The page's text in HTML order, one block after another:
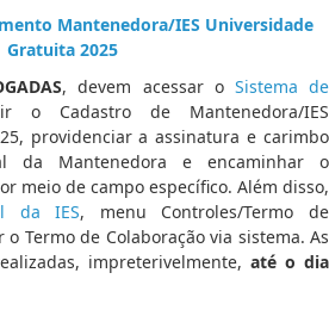
Mantenedora/IES Universidade
Gratuita 2025
, devem acessar o Sistema de
o Cadastro de Mantenedora/IES
providenciar a assinatura e carimbo
da Mantenedora e encaminhar o
meio de campo específico. Além disso,
da IES, menu Controles/Termo de
Termo de Colaboração via sistema. As
impreterivelmente, até o dia